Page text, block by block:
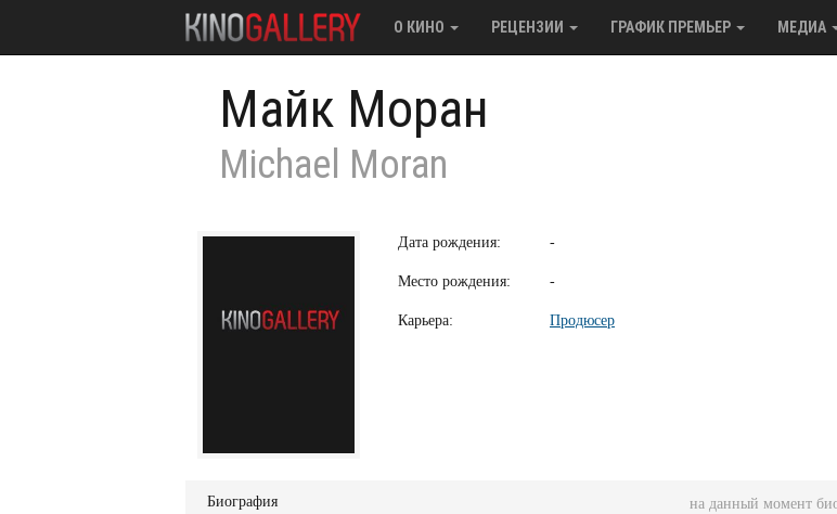
О КИНО РЕЦЕНЗИИ ГРАФИК ПРЕМЬЕР МЕДИА
Майк Моран
Michael Moran
Дата рождения: -
Место рождения: -
Карьера: Продюсер
Биография на данный момент